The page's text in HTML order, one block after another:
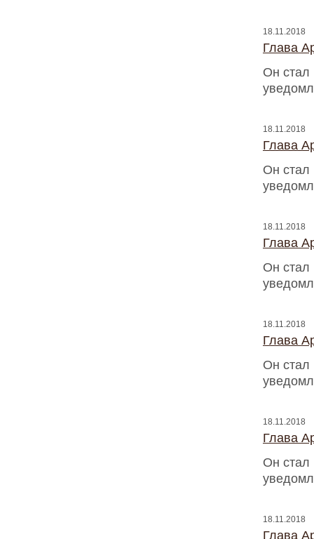
18.11.2018
Глава
Он стал
18.11.2018
Глава
Он стал
18.11.2018
Глава
Он стал
18.11.2018
Глава
Он стал
18.11.2018
Глава
Он стал
18.11.2018
Глава